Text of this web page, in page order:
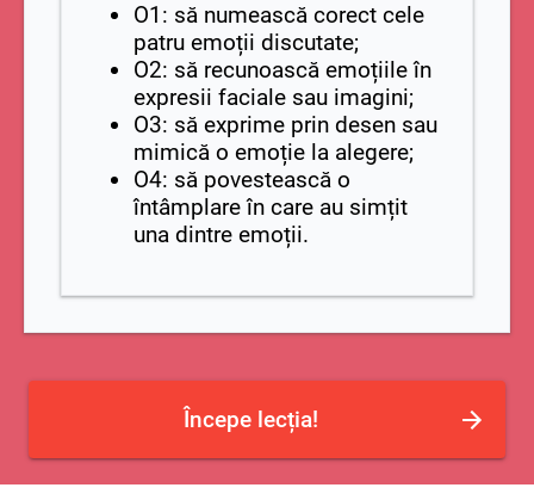
O1: să numească corect cele
patru emoții discutate;
O2: să recunoască emoțiile în
expresii faciale sau imagini;
O3: să exprime prin desen sau
mimică o emoție la alegere;
O4: să povestească o
întâmplare în care au simțit
una dintre emoții.
Începe lecția!